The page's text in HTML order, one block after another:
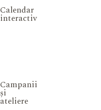
Calendar
interactiv
Campanii
și
ateliere